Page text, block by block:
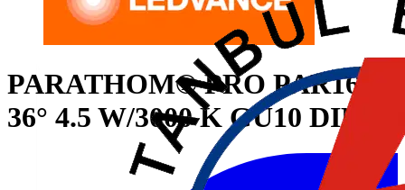
PARATHOM® PRO PAR16 35
36° 4.5 W/3000 K GU10 DIM